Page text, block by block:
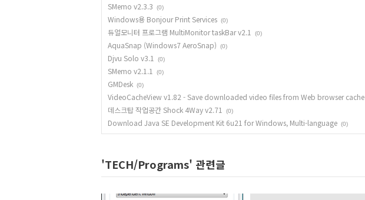
SMemo v2.3.3
(0)
Windows용 Bonjour Print Services (0)
듀얼모니터 프로그램 MultiMonitor taskBar v2.1 (0)
AquaSnap (Windows7 AeroSnap) (0)
Djvu Solo v3.1 (0)
SMemo v2.1.1 (0)
GMDesk (0)
VideoCacheView v1.82 - Save downloaded video files from Web browser cache
데스크탑 작업공간 Shock 4Way v2.71 (0)
Download Java SE Development Kit 6u21 for Windows, Multi-language (0)
'TECH/Programs' 관련글